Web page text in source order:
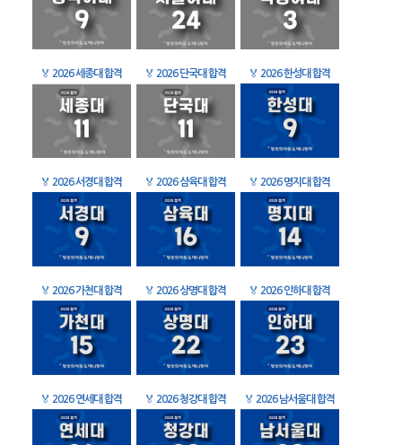
🏅 2026 세종대 합격 🏅 2026 단국대 합격 🏅 2026 한성대 합격
🏅 2026 서경대 합격 🏅 2026 삼육대 합격 🏅 2026 명지대 합격
🏅 2026 가천대 합격 🏅 2026 상명대 합격 🏅 2026 인하대 합격
🏅 2026 연세대 합격 🏅 2026 청강대 합격 🏅 2026 남서울대 합격